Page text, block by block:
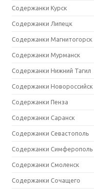
Содержанки Курск
Содержанки Липецк
Содержанки Магнитогорск
Содержанки Мурманск
Содержанки Нижний Тагил
Содержанки Новороссийск
Содержанки Пенза
Содержанки Саранск
Содержанки Севастополь
Содержанки Симферополь
Содержанки Смоленск
Содержанки Сочащего